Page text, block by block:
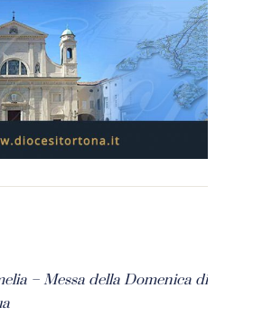
– Messa della Domenica di